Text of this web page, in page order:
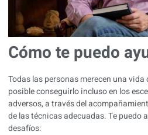
Cómo te puedo
Todas las personas merecen una
posible conseguirlo incluso en los
adversos, a través del
de las técnicas adecuadas. Te puedo
desafíos: